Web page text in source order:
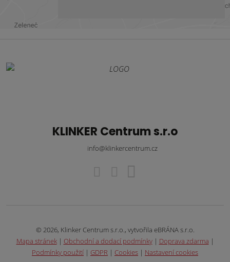
KLINKER Centrum s.r.o
info@klinkercentrum.cz
© 2026, Klinker Centrum s.r.o., vytvořila eBRÁNA s.r.o.
Mapa stránek| Obchodní a dodací podmínky| Doprava zdarma |
Podmínky použití | GDPR | Cookies | Nastavení cookies